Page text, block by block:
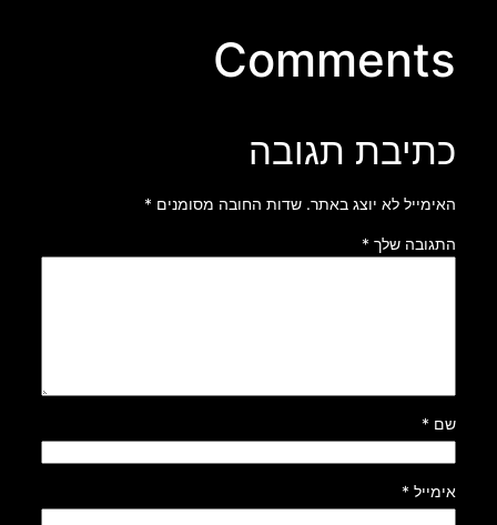
Comments
כתיבת תגובה
האימייל לא יוצג באתר. שדות החובה מסומנים *
התגובה שלך *
שם *
אימייל *